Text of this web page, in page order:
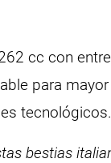
cc con
para
tecnológicos.
bestias